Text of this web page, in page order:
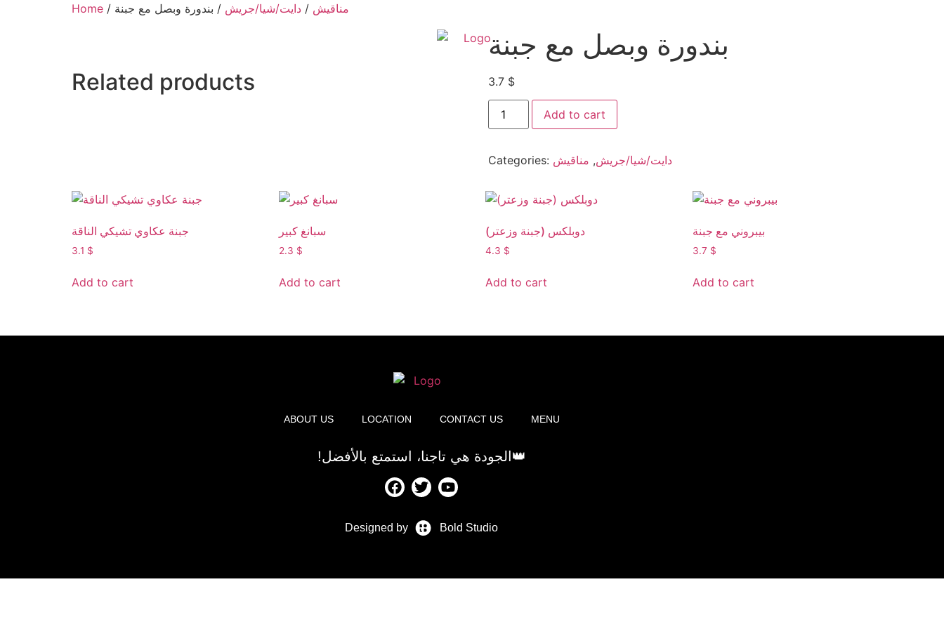
CONTACT
Home / مناقيش / دايت/شيا/جريش / بندورة وبصل مع جبنة
بندورة وبصل مع جبنة
3.7 $
Add to cart
Categories: دايت/شيا/جريش, مناقيش
Related products
جبنة عكاوي تشيكي الناقة
3.1 $
Add to cart
سبانغ كبير
2.3 $
Add to cart
دوبلكس (جبنة وزعتر)
4.3 $
Add to cart
بيبروني مع جبنة
3.7 $
Add to cart
ABOUT US LOCATION CONTACT US MENU
!الجودة هي تاجنا، استمتع بالأفضل👑
Designed by Bold Studio